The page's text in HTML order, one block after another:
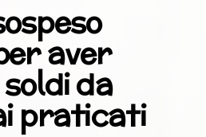
aver
da
praticati